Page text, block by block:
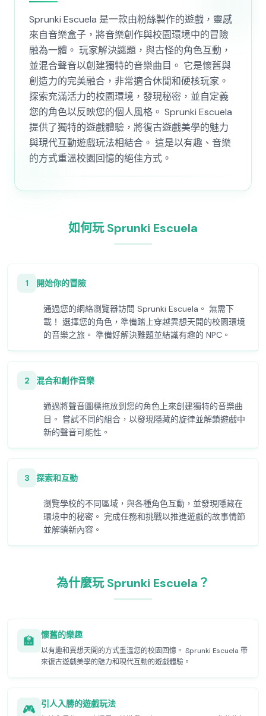
Sprunki Escuela 是一款由粉絲製作的遊戲，靈感
來自音樂盒子，將音樂創作與校園環境中的冒險
融為一體。 玩家解決謎題，與古怪的角色互動，
並混合聲音以創建獨特的音樂曲目。 它是懷舊與
創造力的完美融合，非常適合休閒和硬核玩家。
探索充滿活力的校園環境，發現秘密，並自定義
您的角色以反映您的個人風格。 Sprunki Escuela
提供了獨特的遊戲體驗，將復古遊戲美學的魅力
與現代互動遊戲玩法相結合。 這是以有趣、音樂
的方式重溫校園回憶的絕佳方式。
如何玩 Sprunki Escuela
1 開始你的冒險
通過您的網絡瀏覽器訪問 Sprunki Escuela。 無需下
載！ 選擇您的角色，準備踏上穿越異想天開的校園環境
的音樂之旅。 準備好解決難題並結識有趣的 NPC。
2 混合和創作音樂
通過將聲音圖標拖放到您的角色上來創建獨特的音樂曲
目。 嘗試不同的組合，以發現隱藏的旋律並解鎖遊戲中
新的聲音可能性。
3 探索和互動
瀏覽學校的不同區域，與各種角色互動，並發現隱藏在
環境中的秘密。 完成任務和挑戰以推進遊戲的故事情節
並解鎖新內容。
為什麼玩 Sprunki Escuela？
🏫 懷舊的樂趣
以有趣和異想天開的方式重溫您的校園回憶。 Sprunki Escuela 帶
來復古遊戲美學的魅力和現代互動的遊戲體驗。
🎮 引人入勝的遊戲玩法